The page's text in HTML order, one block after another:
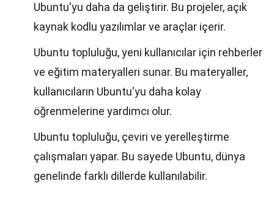
Ubuntu'yu daha da geliştirir. Bu projeler, açık
kaynak kodlu yazılımlar ve araçlar içerir.
Ubuntu topluluğu, yeni kullanıcılar için rehberler
ve eğitim materyalleri sunar. Bu materyaller,
kullanıcıların Ubuntu'yu daha kolay
öğrenmelerine yardımcı olur.
Ubuntu topluluğu, çeviri ve yerelleştirme
çalışmaları yapar. Bu sayede Ubuntu, dünya
genelinde farklı dillerde kullanılabilir.